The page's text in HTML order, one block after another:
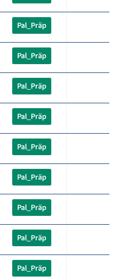
Pal_Präp
Pal_Präp
Pal_Präp
Pal_Präp
Pal_Präp
Pal_Präp
Pal_Präp
Pal_Präp
Pal_Präp